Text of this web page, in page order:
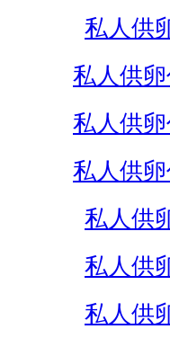
私人供
私人供
私人供
私人供
私人供
私人供
私人供